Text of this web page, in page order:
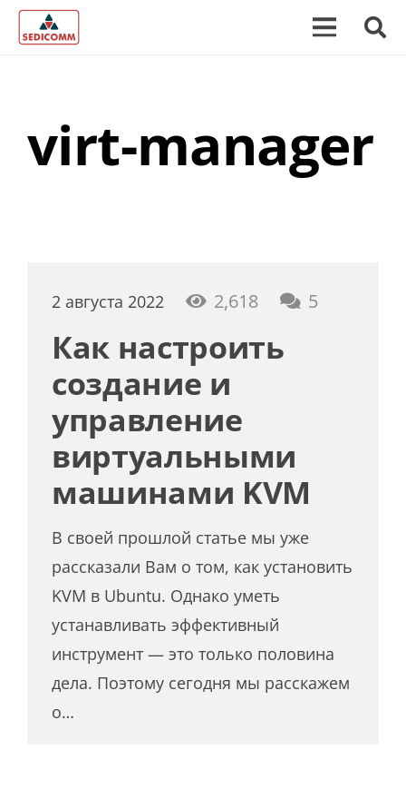
virt-manager
2 августа 2022 2,618 5
Как настроить
создание и
управление
виртуальными
машинами KVM
В своей прошлой статье мы уже
рассказали Вам о том, как установить
KVM в Ubuntu. Однако уметь
устанавливать эффективный
инструмент — это только половина
дела. Поэтому сегодня мы расскажем
о…